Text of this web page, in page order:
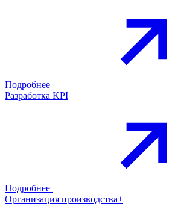
Подробнее
Разработка KPI
Подробнее
Организация производства+